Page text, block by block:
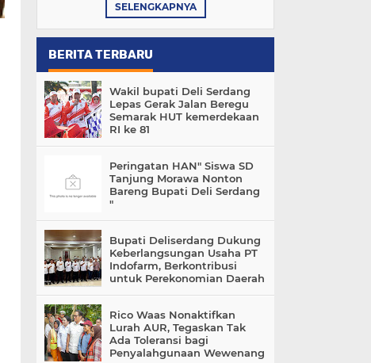
SELENGKAPNYA
BERITA TERBARU
Wakil bupati Deli Serdang
Lepas Gerak Jalan Beregu
Semarak HUT kemerdekaan
RI ke 81
Peringatan HAN" Siswa SD
Tanjung Morawa Nonton
Bareng Bupati Deli Serdang
"
Bupati Deliserdang Dukung
Keberlangsungan Usaha PT
Indofarm, Berkontribusi
untuk Perekonomian Daerah
Rico Waas Nonaktifkan
Lurah AUR, Tegaskan Tak
Ada Toleransi bagi
Penyalahgunaan Wewenang